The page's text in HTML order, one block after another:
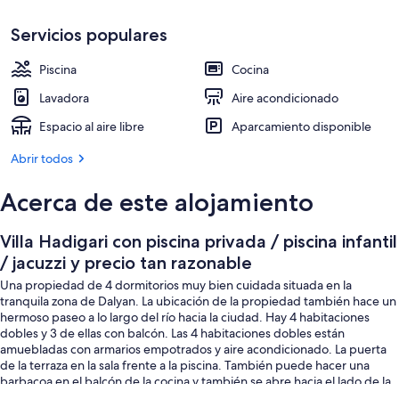
tan
razonable
Servicios populares
Piscina
Cocina
Lavadora
Aire acondicionado
Espacio al aire libre
Aparcamiento disponible
Abrir todos
Acerca de este alojamiento
Villa Hadigari con piscina privada / piscina infantil
/ jacuzzi y precio tan razonable
Una propiedad de 4 dormitorios muy bien cuidada situada en la
tranquila zona de Dalyan. La ubicación de la propiedad también hace un
hermoso paseo a lo largo del río hacia la ciudad. Hay 4 habitaciones
dobles y 3 de ellas con balcón. Las 4 habitaciones dobles están
amuebladas con armarios empotrados y aire acondicionado. La puerta
de la terraza en la sala frente a la piscina. También puede hacer una
barbacoa en el balcón de la cocina y también se abre hacia el lado de la